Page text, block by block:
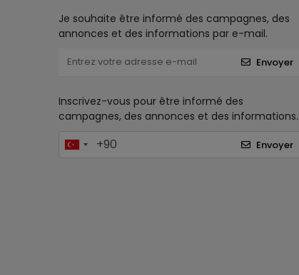
Je souhaite être informé des campagnes, des
annonces et des informations par e-mail.
Envoyer
Inscrivez-vous pour être informé des
campagnes, des annonces et des informations.
Envoyer